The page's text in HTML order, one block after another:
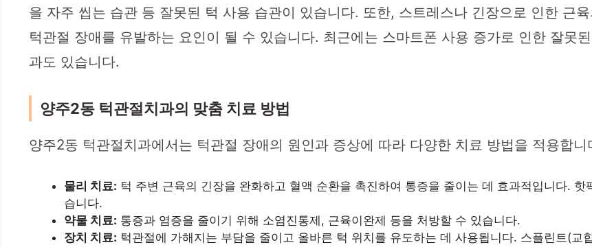
을 자주 씹는 습관 등 잘못된 턱 사용 습관이 있습니다. 또한, 스트레스나 긴장으로 인한 근
턱관절 장애를 유발하는 요인이 될 수 있습니다. 최근에는 스마트폰 사용 증가로 인한 잘못
과도 있습니다.
양주2동 턱관절치과의 맞춤 치료 방법
양주2동 턱관절치과에서는 턱관절 장애의 원인과 증상에 따라 다양한 치료 방법을 적용합니
물리 치료: 턱 주변 근육의 긴장을 완화하고 혈액 순환을 촉진하여 통증을 줄이는 데 효과적입니다.
습니다.
약물 치료: 통증과 염증을 줄이기 위해 소염진통제, 근육이완제 등을 처방할 수 있습니다.
장치 치료: 턱관절에 가해지는 부담을 줄이고 올바른 턱 위치를 유도하는 데 사용됩니다. 스플린트(교